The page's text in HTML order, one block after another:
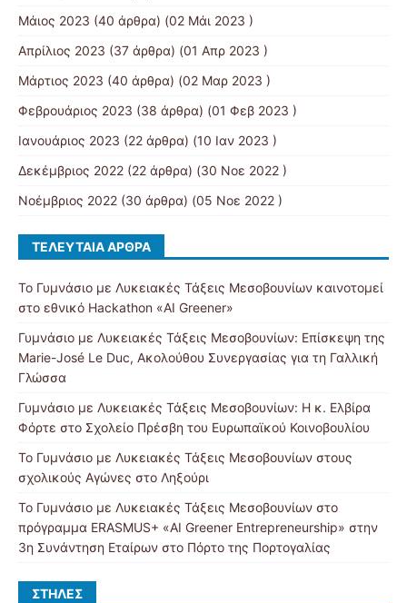
Μάιος 2023 (40 άρθρα) (02 Μάι 2023 )
Απρίλιος 2023 (37 άρθρα) (01 Απρ 2023 )
Μάρτιος 2023 (40 άρθρα) (02 Μαρ 2023 )
Φεβρουάριος 2023 (38 άρθρα) (01 Φεβ 2023 )
Ιανουάριος 2023 (22 άρθρα) (10 Ιαν 2023 )
Δεκέμβριος 2022 (22 άρθρα) (30 Νοε 2022 )
Νοέμβριος 2022 (30 άρθρα) (05 Νοε 2022 )
ΤΕΛΕΥΤΑΊΑ ΆΡΘΡΑ
Το Γυμνάσιο με Λυκειακές Τάξεις Μεσοβουνίων καινοτομεί
στο εθνικό Hackathon «AI Greener»
Γυμνάσιο με Λυκειακές Τάξεις Μεσοβουνίων: Επίσκεψη της
Marie-José Le Duc, Ακολούθου Συνεργασίας για τη Γαλλική
Γλώσσα
Γυμνάσιο με Λυκειακές Τάξεις Μεσοβουνίων: Η κ. Ελβίρα
Φόρτε στο Σχολείο Πρέσβη του Ευρωπαϊκού Κοινοβουλίου
Το Γυμνάσιο με Λυκειακές Τάξεις Μεσοβουνίων στους
σχολικούς Αγώνες στο Ληξούρι
Το Γυμνάσιο με Λυκειακές Τάξεις Μεσοβουνίων στο
πρόγραμμα ERASMUS+ «AI Greener Entrepreneurship» στην
3η Συνάντηση Εταίρων στο Πόρτο της Πορτογαλίας
ΣΤΉΛΕΣ